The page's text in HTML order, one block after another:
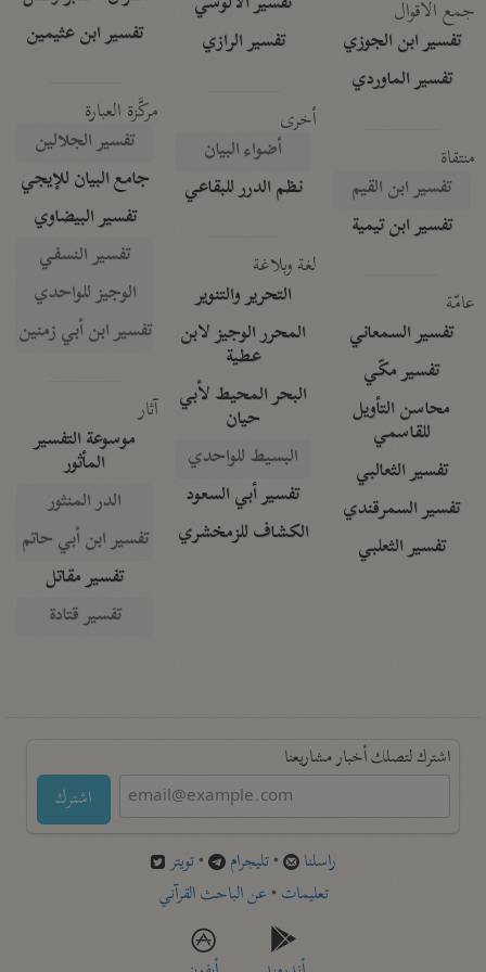
جمع الأقوال
تفسير ابن الجوزي
تفسير الماوردي
منتقاة
تفسير ابن القيم
تفسير ابن تيمية
عامّة
تفسير السمعاني
تفسير مكّي
محاسن التأويل
للقاسمي
تفسير الثعالبي
تفسير السمرقندي
تفسير الثعلبي
تفسير الرازي
أخرى
أضواء البيان
نظم الدرر للبقاعي
لغة وبلاغة
التحرير والتنوير
المحرر الوجيز لابن
عطية
البحر المحيط لأبي
حيان
البسيط للواحدي
تفسير أبي السعود
الكشاف للزمخشري
تفسير ابن عثيمين
مركَّزة العبارة
تفسير الجلالين
جامع البيان للإيجي
تفسير البيضاوي
تفسير النسفي
الوجيز للواحدي
تفسير ابن أبي زمنين
آثار
موسوعة التفسير
المأثور
الدر المنثور
تفسير ابن أبي حاتم
تفسير مقاتل
تفسير قتادة
اشترك لتصلك أخبار مشاريعنا
اشترك
راسلنا •تليجرام •تويتر
تعليمات •عن الباحث القرآني